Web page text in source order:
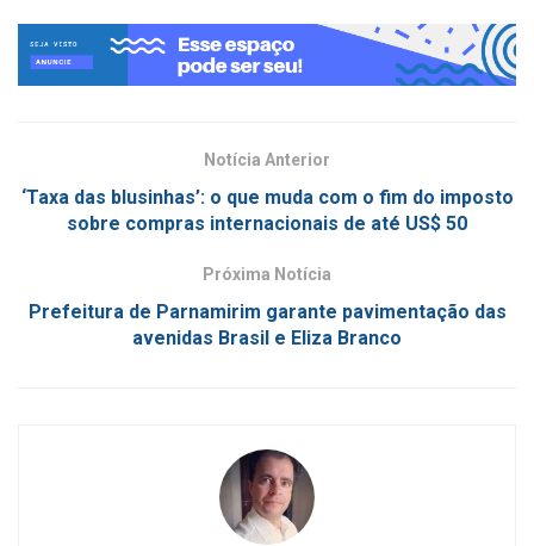
Notícia Anterior
‘Taxa das blusinhas’: o que muda com o fim do imposto
sobre compras internacionais de até US$ 50
Próxima Notícia
Prefeitura de Parnamirim garante pavimentação das
avenidas Brasil e Eliza Branco